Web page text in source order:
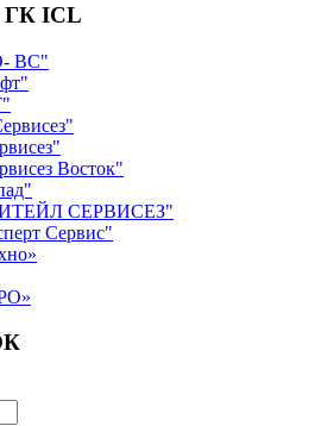
ГК ICL
ВС"
Восток"
СЕРВИСЕЗ"
Сервис"